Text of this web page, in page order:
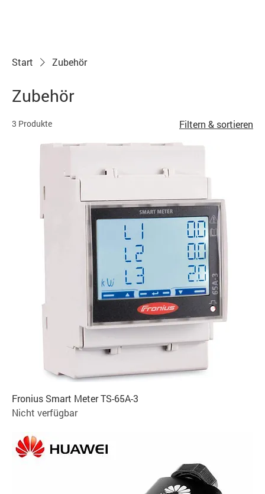
Start Zubehör
Zubehör
3 Produkte Filtern & sortieren
Fronius Smart Meter TS-65A-3
Nicht verfügbar